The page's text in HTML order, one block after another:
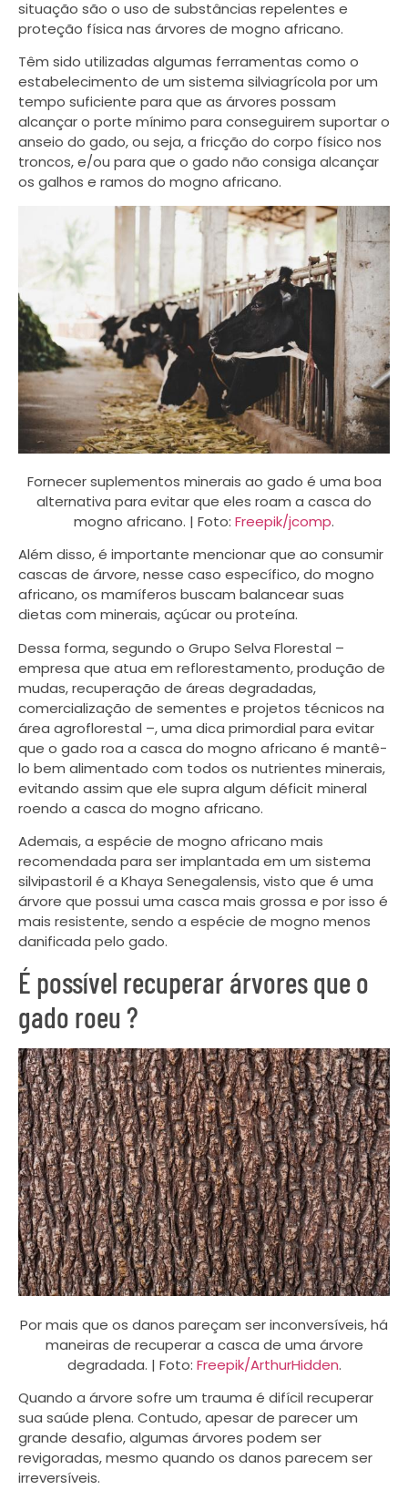
situação são o uso de substâncias repelentes e
proteção física nas árvores de mogno africano.
Têm sido utilizadas algumas ferramentas como o
estabelecimento de um sistema silviagrícola por um
tempo suficiente para que as árvores possam
alcançar o porte mínimo para conseguirem suportar o
anseio do gado, ou seja, a fricção do corpo físico nos
troncos, e/ou para que o gado não consiga alcançar
os galhos e ramos do mogno africano.
Fornecer suplementos minerais ao gado é uma boa
alternativa para evitar que eles roam a casca do
mogno africano. | Foto: Freepik/jcomp.
Além disso, é importante mencionar que ao consumir
cascas de árvore, nesse caso específico, do mogno
africano, os mamíferos buscam balancear suas
dietas com minerais, açúcar ou proteína.
Dessa forma, segundo o Grupo Selva Florestal –
empresa que atua em reflorestamento, produção de
mudas, recuperação de áreas degradadas,
comercialização de sementes e projetos técnicos na
área agroflorestal –, uma dica primordial para evitar
que o gado roa a casca do mogno africano é mantê-
lo bem alimentado com todos os nutrientes minerais,
evitando assim que ele supra algum déficit mineral
roendo a casca do mogno africano.
Ademais, a espécie de mogno africano mais
recomendada para ser implantada em um sistema
silvipastoril é a Khaya Senegalensis, visto que é uma
árvore que possui uma casca mais grossa e por isso é
mais resistente, sendo a espécie de mogno menos
danificada pelo gado.
É possível recuperar árvores que o
gado roeu ?
Por mais que os danos pareçam ser inconversíveis, há
maneiras de recuperar a casca de uma árvore
degradada. | Foto: Freepik/ArthurHidden.
Quando a árvore sofre um trauma é difícil recuperar
sua saúde plena. Contudo, apesar de parecer um
grande desafio, algumas árvores podem ser
revigoradas, mesmo quando os danos parecem ser
irreversíveis.